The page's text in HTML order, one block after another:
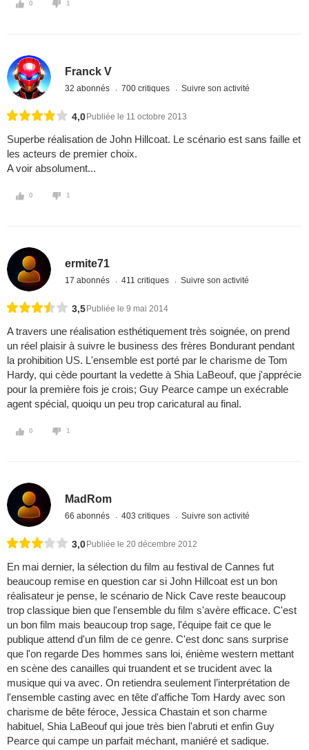
0 1
Franck V
32 abonnés 700 critiques Suivre son activité
4,0 Publiée le 11 octobre 2013
Superbe réalisation de John Hillcoat. Le scénario est sans faille et
les acteurs de premier choix.
A voir absolument...
0 1
ermite71
17 abonnés 411 critiques Suivre son activité
3,5 Publiée le 9 mai 2014
A travers une réalisation esthétiquement très soignée, on prend
un réel plaisir à suivre le business des frères Bondurant pendant
la prohibition US. L'ensemble est porté par le charisme de Tom
Hardy, qui cède pourtant la vedette à Shia LaBeouf, que j'apprécie
pour la première fois je crois; Guy Pearce campe un exécrable
agent spécial, quoiqu un peu trop caricatural au final.
0 1
MadRom
66 abonnés 403 critiques Suivre son activité
3,0 Publiée le 20 décembre 2012
En mai dernier, la sélection du film au festival de Cannes fut
beaucoup remise en question car si John Hillcoat est un bon
réalisateur je pense, le scénario de Nick Cave reste beaucoup
trop classique bien que l'ensemble du film s'avère efficace. C'est
un bon film mais beaucoup trop sage, l'équipe fait ce que le
publique attend d'un film de ce genre. C'est donc sans surprise
que l'on regarde Des hommes sans loi, énième western mettant
en scène des canailles qui truandent et se trucident avec la
musique qui va avec. On retiendra seulement l’interprétation de
l'ensemble casting avec en tête d'affiche Tom Hardy avec son
charisme de bête féroce, Jessica Chastain et son charme
habituel, Shia LaBeouf qui joue très bien l'abruti et enfin Guy
Pearce qui campe un parfait méchant, maniéré et sadique.